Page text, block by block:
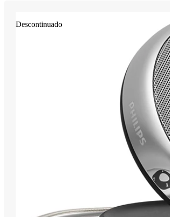
Descontinuado